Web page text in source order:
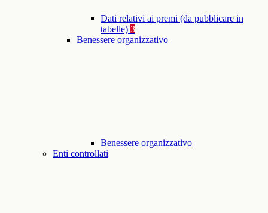
Dati relativi ai premi (da pubblicare in
tabelle) 3
Benessere organizzativo
Benessere organizzativo
Enti controllati